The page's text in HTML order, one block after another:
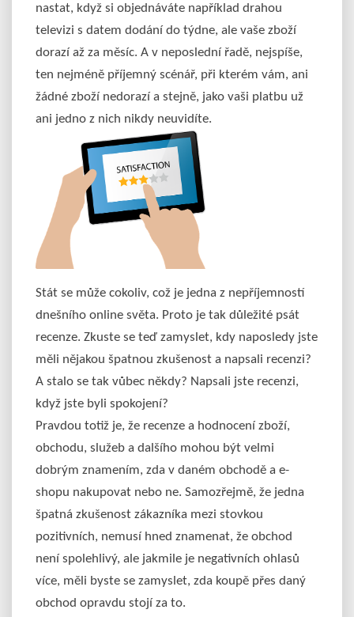
nastat, když si objednáváte například drahou
televizi s datem dodání do týdne, ale vaše zboží
dorazí až za měsíc. A v neposlední řadě, nejspíše,
ten nejméně příjemný scénář, při kterém vám, ani
žádné zboží nedorazí a stejně, jako vaši platbu už
ani jedno z nich nikdy neuvidíte.
Stát se může cokoliv, což je jedna z nepříjemností
dnešního online světa. Proto je tak důležité psát
recenze. Zkuste se teď zamyslet, kdy naposledy jste
měli nějakou špatnou zkušenost a napsali recenzi?
A stalo se tak vůbec někdy? Napsali jste recenzi,
když jste byli spokojení?
Pravdou totiž je, že recenze a hodnocení zboží,
obchodu, služeb a dalšího mohou být velmi
dobrým znamením, zda v daném obchodě a e-
shopu nakupovat nebo ne. Samozřejmě, že jedna
špatná zkušenost zákazníka mezi stovkou
pozitivních, nemusí hned znamenat, že obchod
není spolehlivý, ale jakmile je negativních ohlasů
více, měli byste se zamyslet, zda koupě přes daný
obchod opravdu stojí za to.